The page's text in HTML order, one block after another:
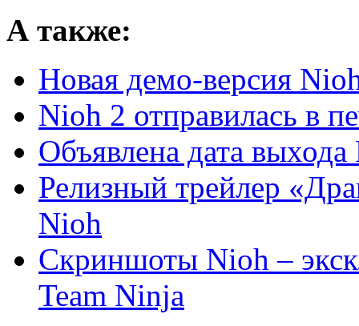
А также:
Новая демо-версия
Nioh 2 отправилась в
Объявлена дата
Релизный трейлер
Nioh
Скриншоты Nioh –
Team Ninja